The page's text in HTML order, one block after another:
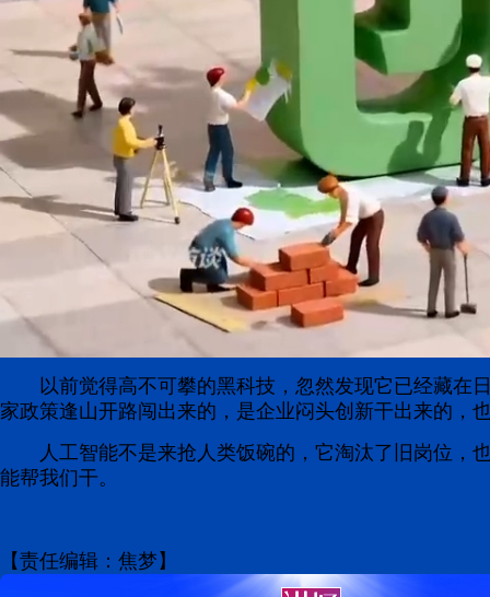
以前觉得高不可攀的黑科技，忽然发现它已经藏在
家政策逢山开路闯出来的，是企业闷头创新干出来的，
人工智能不是来抢人类饭碗的，它淘汰了旧岗位，
能帮我们干。
【责任编辑：焦梦】